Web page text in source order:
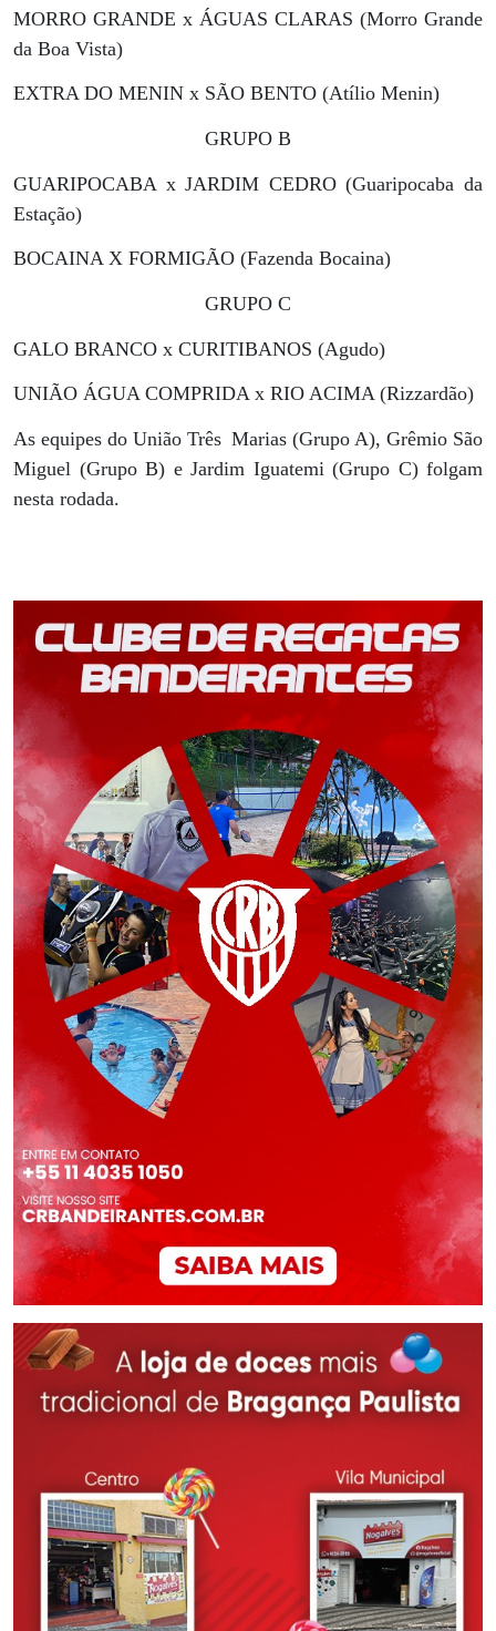
MORRO GRANDE x ÁGUAS CLARAS (Morro Grande
da Boa Vista)
EXTRA DO MENIN x SÃO BENTO (Atílio Menin)
GRUPO B
GUARIPOCABA x JARDIM CEDRO (Guaripocaba da
Estação)
BOCAINA X FORMIGÃO (Fazenda Bocaina)
GRUPO C
GALO BRANCO x CURITIBANOS (Agudo)
UNIÃO ÁGUA COMPRIDA x RIO ACIMA (Rizzardão)
As equipes do União Três Marias (Grupo A), Grêmio São
Miguel (Grupo B) e Jardim Iguatemi (Grupo C) folgam
nesta rodada.